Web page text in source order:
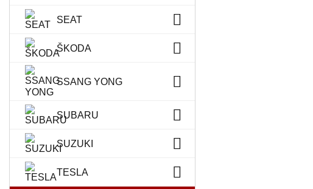
SEAT
ŠKODA
SSANG YONG
SUBARU
SUZUKI
TESLA